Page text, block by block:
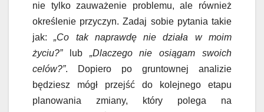
nie tylko zauważenie problemu, ale również
określenie przyczyn. Zadaj sobie pytania takie
jak:„Co tak naprawdę nie działa w moim
życiu?”lub „Dlaczego nie osiągam swoich
celów?”. Dopiero po gruntownej analizie
będziesz mógł przejść do kolejnego etapu
planowania zmiany, który polega na